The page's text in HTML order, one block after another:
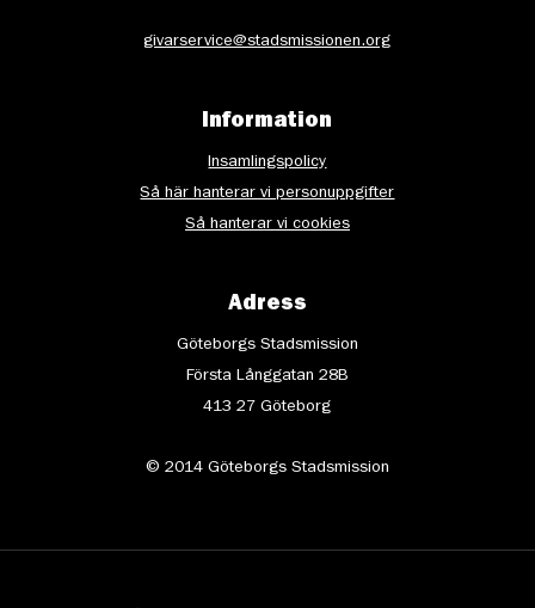
givarservice@stadsmissionen.org
Information
Insamlingspolicy
Så här hanterar vi personuppgifter
Så hanterar vi cookies
Adress
Göteborgs Stadsmission
Första Långgatan 28B
413 27 Göteborg
© 2014 Göteborgs Stadsmission